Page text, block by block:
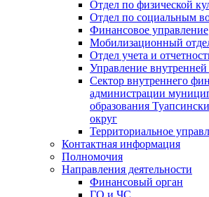
Отдел по физической
Отдел по социальным
Финансовое управление
Мобилизационный
Отдел учета и
Управление
Сектор внутреннего
администрации
образования
округ
Территориальное
Контактная информация
Полномочия
Направления деятельности
Финансовый орган
ГО и ЧС